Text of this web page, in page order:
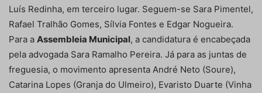
Luís Redinha, em terceiro lugar. Seguem-se Sara Pimentel,
Rafael Tralhão Gomes, Sílvia Fontes e Edgar Nogueira.
Para a Assembleia Municipal, a candidatura é encabeçada
pela advogada Sara Ramalho Pereira. Já para as juntas de
freguesia, o movimento apresenta André Neto (Soure),
Catarina Lopes (Granja do Ulmeiro), Evaristo Duarte (Vinha